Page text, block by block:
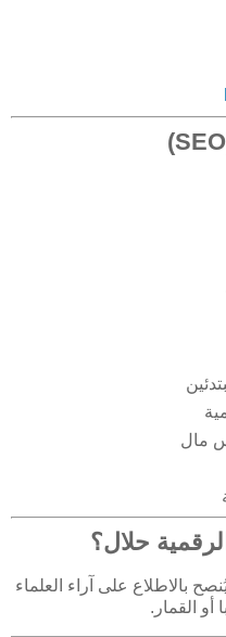
مال
حلال؟
بالاطلاع على آراء العلماء
أو القمار.